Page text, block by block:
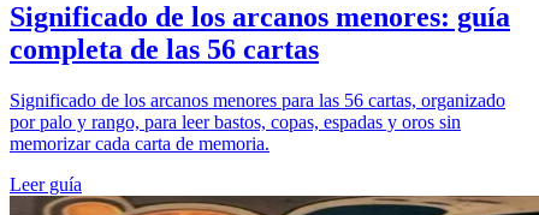
Significado de los arcanos menores: guía
completa de las 56 cartas
Significado de los arcanos menores para las 56 cartas, organizado
por palo y rango, para leer bastos, copas, espadas y oros sin
memorizar cada carta de memoria.
Leer guía